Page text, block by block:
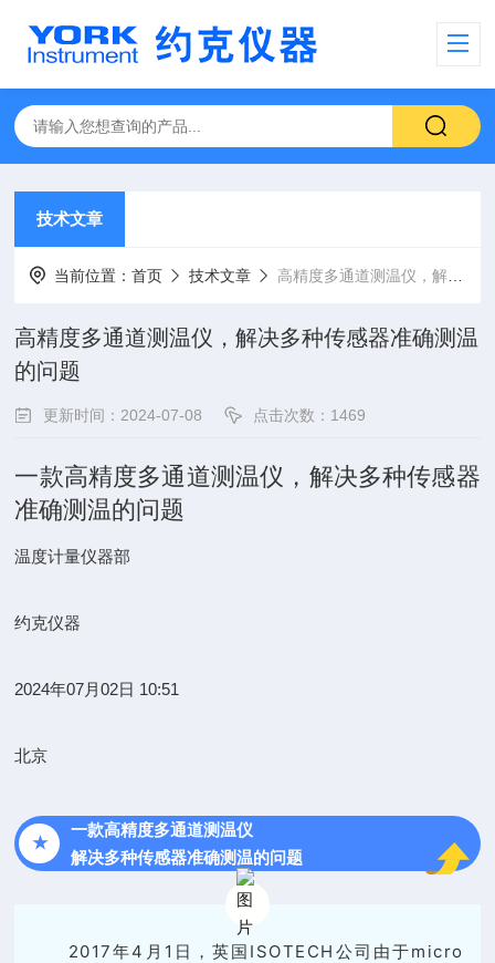
技术文章
当前位置：首页 技术文章 高精度多通道测温仪，解决多种传感器准确测温的问题
高精度多通道测温仪，解决多种传感器准确测温
的问题
更新时间：2024-07-08 点击次数：1469
一款高精度多通道测温仪，解决多种传感器
准确测温的问题
温度计量仪器部
约克仪器
2024年07月02日 10:51
北京
★
一款高精度多通道测温仪
解决多种传感器准确测温的问题
2017年4月1日，英国 ISOTECH 公司由于micro